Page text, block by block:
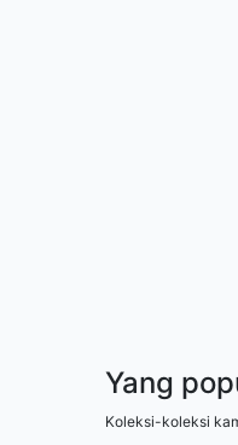
Yang
Koleksi-koleksi